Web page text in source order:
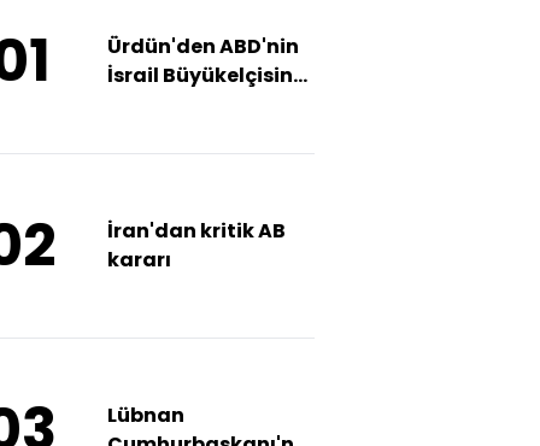
Ürdün'den ABD'nin
İsrail Büyükelçisine
İran'dan kritik AB
kararı
Lübnan